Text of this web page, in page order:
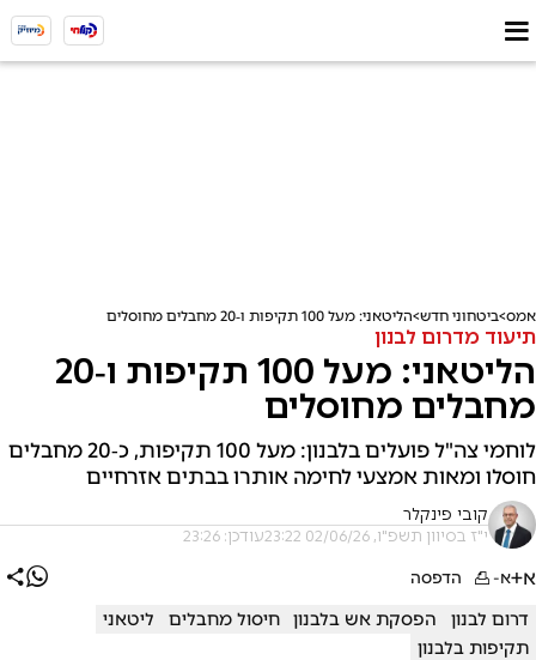
אמס ביטחוני חדש הליטאני: מעל 100 תקיפות ו‑20 מחבלים מחוסלים
תיעוד מדרום לבנון
הליטאני: מעל 100 תקיפות ו‑20
מחבלים מחוסלים
לוחמי צה"ל פועלים בלבנון: מעל 100 תקיפות, כ‑20 מחבלים
חוסלו ומאות אמצעי לחימה אותרו בבתים אזרחיים
קובי פינקלר
י"ז בסיוון תשפ"ו, 02/06/26 23:22 עודכן: 23:26
א+א- הדפסה
דרום לבנון הפסקת אש בלבנון חיסול מחבלים
ליטאני
תקיפות בלבנון